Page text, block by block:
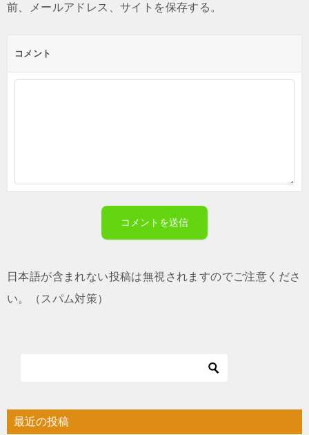
前、メールアドレス、サイトを保存する。
コメント
日本語が含まれない投稿は無視されますのでご注意くださ
い。（スパム対策）
最近の投稿